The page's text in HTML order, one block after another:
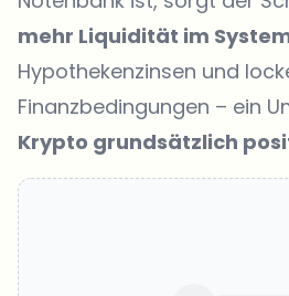
mehr Liquidität im
Hypothekenzinsen und
Finanzbedingungen – ein
Krypto grundsätzlich